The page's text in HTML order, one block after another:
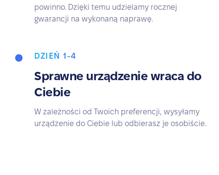
powinno. Dzięki temu udzielamy rocznej
gwarancji na wykonaną naprawę.
DZIEŃ 1-4
Sprawne urządzenie wraca do
Ciebie
W zależności od Twoich preferencji, wysyłamy
urządzenie do Ciebie lub odbierasz je osobiście.